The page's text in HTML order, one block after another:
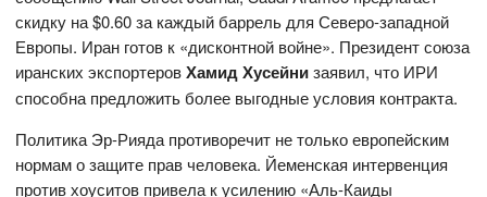
скидку на $0.60 за каждый баррель для Северо-западной
Европы. Иран готов к «дисконтной войне». Президент союза
иранских экспортеровХамид Хусейнизаявил, что ИРИ
способна предложить более выгодные условия контракта.
Политика Эр-Рияда противоречит не только европейским
нормам о защите прав человека. Йеменская интервенция
против хоуситов привела к усилению «Аль-Каиды